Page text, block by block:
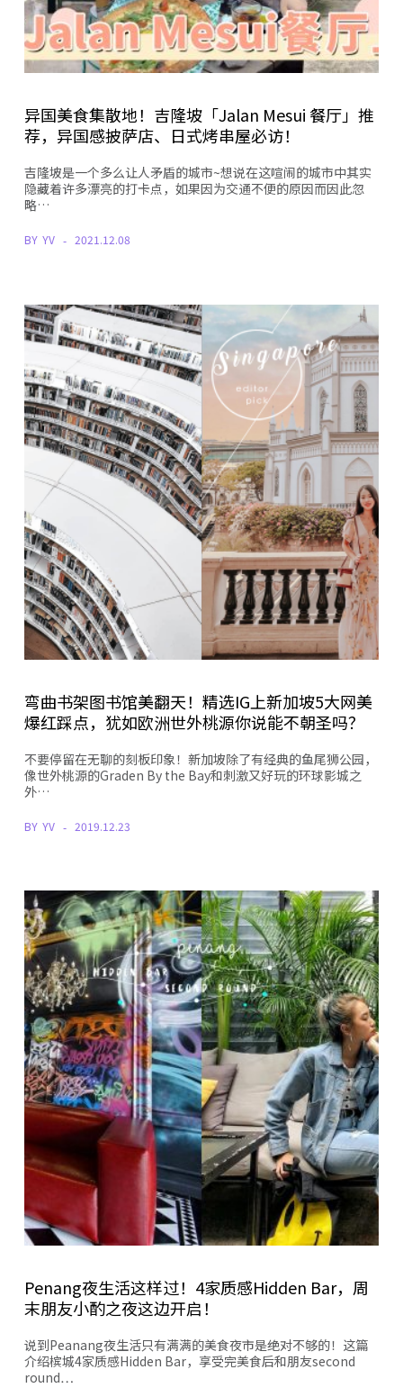
异国美食集散地！吉隆坡「Jalan Mesui 餐厅」推
荐，异国感披萨店、日式烤串屋必访！
吉隆坡是一个多么让人矛盾的城市~想说在这喧闹的城市中其实
隐藏着许多漂亮的打卡点，如果因为交通不便的原因而因此忽
略…
BY YV 2021.12.08
弯曲书架图书馆美翻天！精选IG上新加坡5大网美
爆红踩点，犹如欧洲世外桃源你说能不朝圣吗？
不要停留在无聊的刻板印象！新加坡除了有经典的鱼尾狮公园，
像世外桃源的Graden By the Bay和刺激又好玩的环球影城之
外…
BY YV 2019.12.23
Penang夜生活这样过！4家质感Hidden Bar，周
末朋友小酌之夜这边开启！
说到Peanang夜生活只有满满的美食夜市是绝对不够的！这篇
介绍槟城4家质感Hidden Bar，享受完美食后和朋友second
round…